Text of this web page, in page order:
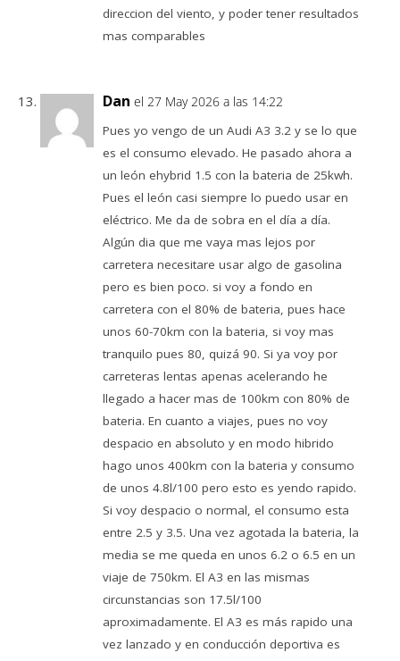
direccion del viento, y poder tener resultados
mas comparables
Dan el 27 May 2026 a las 14:22
Pues yo vengo de un Audi A3 3.2 y se lo que
es el consumo elevado. He pasado ahora a
un león ehybrid 1.5 con la bateria de 25kwh.
Pues el león casi siempre lo puedo usar en
eléctrico. Me da de sobra en el día a día.
Algún dia que me vaya mas lejos por
carretera necesitare usar algo de gasolina
pero es bien poco. si voy a fondo en
carretera con el 80% de bateria, pues hace
unos 60-70km con la bateria, si voy mas
tranquilo pues 80, quizá 90. Si ya voy por
carreteras lentas apenas acelerando he
llegado a hacer mas de 100km con 80% de
bateria. En cuanto a viajes, pues no voy
despacio en absoluto y en modo hibrido
hago unos 400km con la bateria y consumo
de unos 4.8l/100 pero esto es yendo rapido.
Si voy despacio o normal, el consumo esta
entre 2.5 y 3.5. Una vez agotada la bateria, la
media se me queda en unos 6.2 o 6.5 en un
viaje de 750km. El A3 en las mismas
circunstancias son 17.5l/100
aproximadamente. El A3 es más rapido una
vez lanzado y en conducción deportiva es